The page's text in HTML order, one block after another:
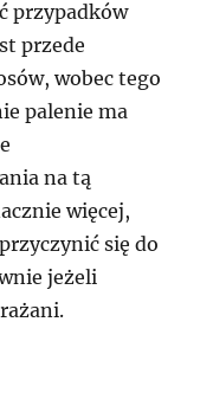
przypadków
przede
wobec tego
palenie ma
na tą
więcej,
się do
jeżeli